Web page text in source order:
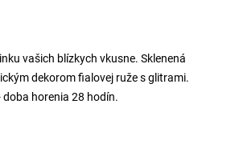
vašich blízkych vkusne. Sklenená
dekorom fialovej ruže s glitrami.
horenia 28 hodín.